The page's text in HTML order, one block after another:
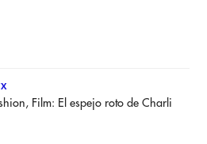
Film: El espejo roto de Charli